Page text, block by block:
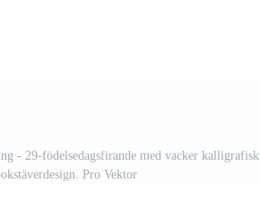
- 29-födelsedagsfirande med vacker kalligrafisk
Pro Vektor